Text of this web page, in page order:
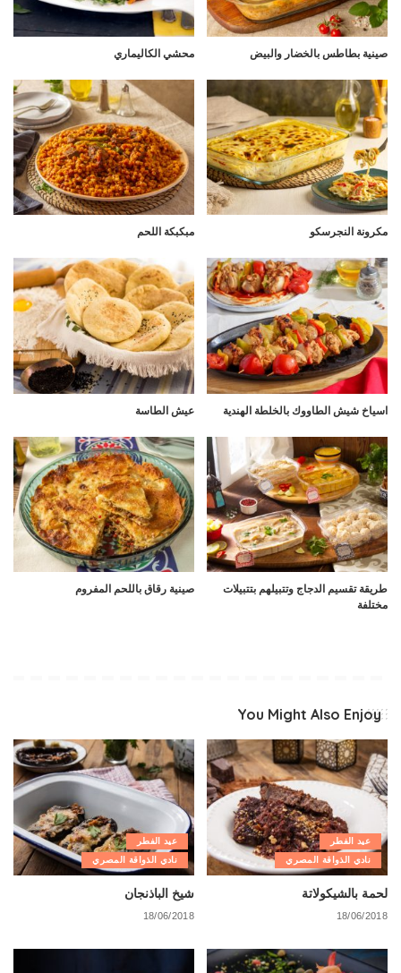
صينية بطاطس بالخضار والبيض محشي الكاليماري
مكرونة النجرسكو مبكبكة اللحم
اسياخ شيش الطاووك بالخلطة الهندية عيش الطاسة
طريقة تقسيم الدجاج وتتبيلهم بتتبيلات
مختلفة
صينية رقاق باللحم المفروم
You Might Also Enjoy
عيد الفطر
نادي الذواقة المصري
لحمة بالشيكولاتة
18/06/2018
عيد الفطر
نادي الذواقة المصري
شيخ الباذنجان
18/06/2018